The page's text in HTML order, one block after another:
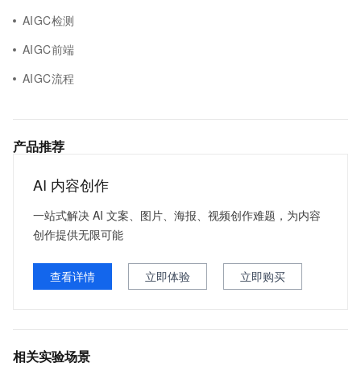
AIGC检测
AIGC前端
AIGC流程
产品推荐
AI 内容创作
一站式解决 AI 文案、图片、海报、视频创作难题，为内容
创作提供无限可能
查看详情 立即体验 立即购买
相关实验场景